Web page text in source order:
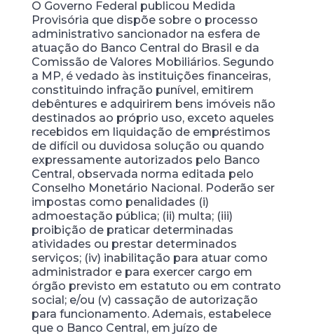
O Governo Federal publicou Medida
Provisória que dispõe sobre o processo
administrativo sancionador na esfera de
atuação do Banco Central do Brasil e da
Comissão de Valores Mobiliários. Segundo
a MP, é vedado às instituições financeiras,
constituindo infração punível, emitirem
debêntures e adquirirem bens imóveis não
destinados ao próprio uso, exceto aqueles
recebidos em liquidação de empréstimos
de difícil ou duvidosa solução ou quando
expressamente autorizados pelo Banco
Central, observada norma editada pelo
Conselho Monetário Nacional. Poderão ser
impostas como penalidades (i)
admoestação pública; (ii) multa; (iii)
proibição de praticar determinadas
atividades ou prestar determinados
serviços; (iv) inabilitação para atuar como
administrador e para exercer cargo em
órgão previsto em estatuto ou em contrato
social; e/ou (v) cassação de autorização
para funcionamento. Ademais, estabelece
que o Banco Central, em juízo de